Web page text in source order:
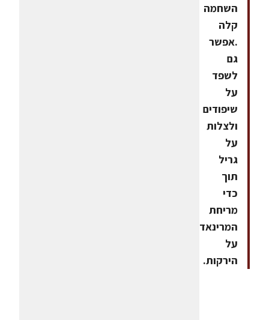
השחמה
קלה
.אפשר
גם
לשפד
על
שיפודים
ולצלות
על
גריל
תוך
כדי
מריחת
המרינאדה
על
הירקות.